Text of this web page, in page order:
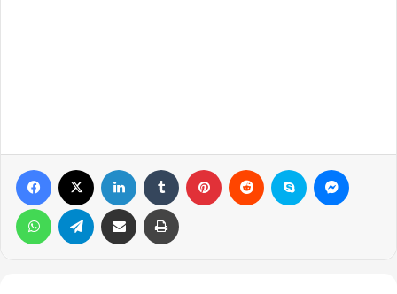
Facebook LinkedIn Tumblr Pinterest Reddit Skype
WhatsAppTelegram Email ile gönder Yazdır